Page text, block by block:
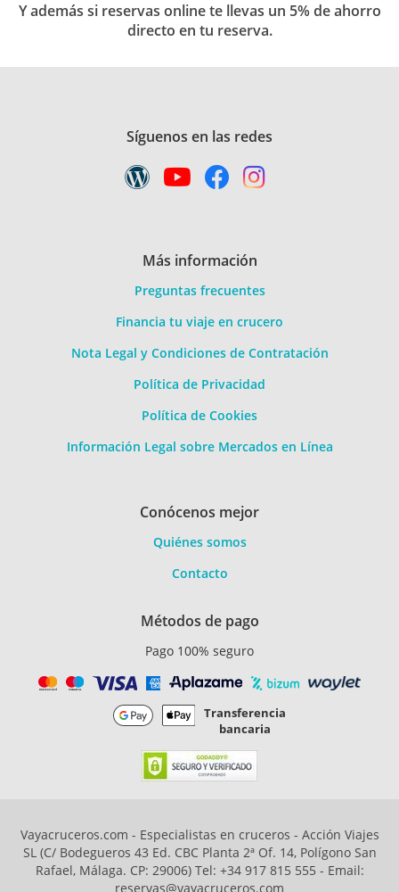
Y además si reservas online te llevas un 5% de ahorro
directo en tu reserva.
Síguenos en las redes
Más información
Preguntas frecuentes
Financia tu viaje en crucero
Nota Legal y Condiciones de Contratación
Política de Privacidad
Política de Cookies
Información Legal sobre Mercados en Línea
Conócenos mejor
Quiénes somos
Contacto
Métodos de pago
Pago 100% seguro
Transferencia
bancaria
Vayacruceros.com - Especialistas en cruceros - Acción Viajes
SL (C/ Bodegueros 43 Ed. CBC Planta 2ª Of. 14, Polígono San
Rafael, Málaga. CP: 29006) Tel: +34 917 815 555 - Email:
reservas@vayacruceros.com